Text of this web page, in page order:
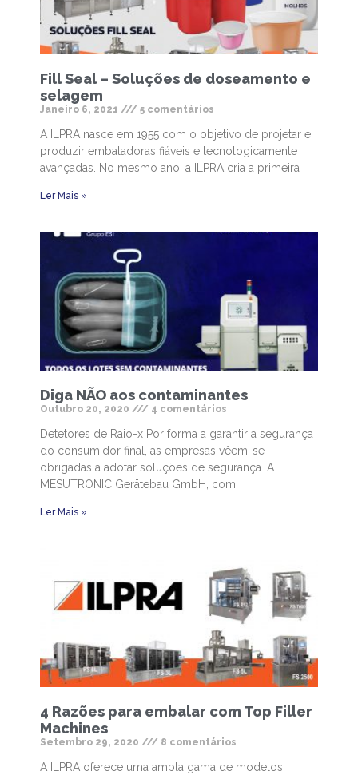
Fill Seal – Soluções de doseamento e
selagem
Janeiro 6, 2021 5 comentários
A ILPRA nasce em 1955 com o objetivo de projetar e
produzir embaladoras fiáveis e tecnologicamente
avançadas. No mesmo ano, a ILPRA cria a primeira
Ler Mais »
Diga NÃO aos contaminantes
Outubro 20, 2020 4 comentários
Detetores de Raio-x Por forma a garantir a segurança
do consumidor final, as empresas vêem-se
obrigadas a adotar soluções de segurança. A
MESUTRONIC Gerätebau GmbH, com
Ler Mais »
4 Razões para embalar com Top Filler
Machines
Setembro 29, 2020 8 comentários
A ILPRA oferece uma ampla gama de modelos,